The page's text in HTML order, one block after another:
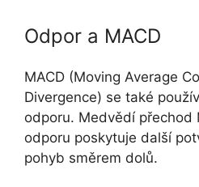
Odpor a MACD
MACD (Moving Average
Divergence) se také
odporu. Medvědí přechod
odporu poskytuje další
pohyb směrem dolů.